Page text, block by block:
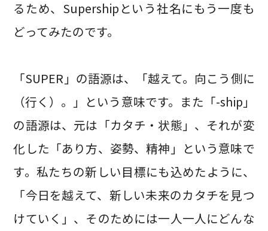
るため、Supershipという社名にもう一度も
どってみたのです。
「SUPER」の語源は、「越えて。向こう側に
（行く）。」という意味です。また「-ship」
の語源は、元は「カタチ・状態」、それが変
化した「あり方、姿勢、精神」という意味で
す。私たちの新しい目標にも込めたように、
「今日を越えて、新しい未来のカタチを見つ
けていく」、そのためには一人一人にどんな